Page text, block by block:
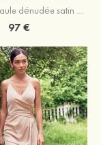
Fourreau épaule dénudée satin extensible ras du sol robe de demoiselle d'honneur
97 €